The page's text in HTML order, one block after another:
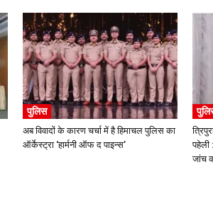
पुलिस
अब विवादों के कारण चर्चा में है हिमाचल पुलिस का
ऑर्केस्ट्रा ‘हार्मनी ऑफ द पाइन्स’
पहेली
जांच